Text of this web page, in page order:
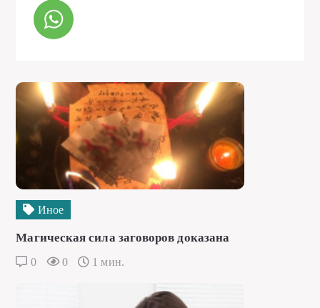
Иное
Магическая сила заговоров доказана
0 0 1 мин.